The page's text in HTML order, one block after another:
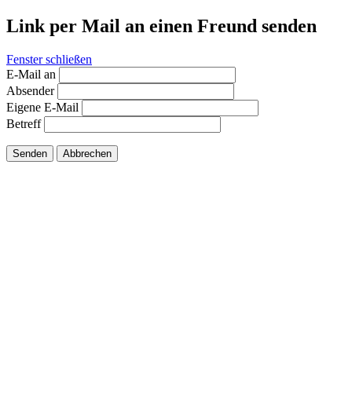
Link per Mail an einen Freund senden
Fenster schließen
E-Mail an
Absender
Eigene E-Mail
Betreff
Senden Abbrechen